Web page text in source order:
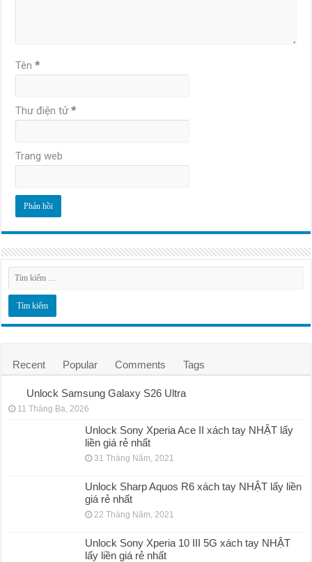
Tên*
Thư điện tử*
Trang web
Recent Popular Comments Tags
Unlock Samsung Galaxy S26 Ultra
11 Tháng Ba, 2026
Unlock Sony Xperia Ace II xách tay NHẬT lấy
liền giá rẻ nhất
31 Tháng Năm, 2021
Unlock Sharp Aquos R6 xách tay NHẬT lấy liền
giá rẻ nhất
22 Tháng Năm, 2021
Unlock Sony Xperia 10 III 5G xách tay NHẬT
lấy liền giá rẻ nhất